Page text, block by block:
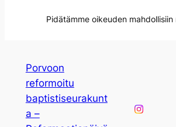
Pidätämme oikeuden mahdollisiin
Porvoon
reformoitu
baptistiseurakunt
a –